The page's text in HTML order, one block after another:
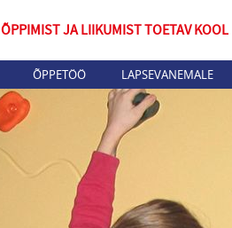
ÕPPIMIST JA LIIKUMIST TOETAV KOOL
ÕPPETÖÖ LAPSEVANEMALE